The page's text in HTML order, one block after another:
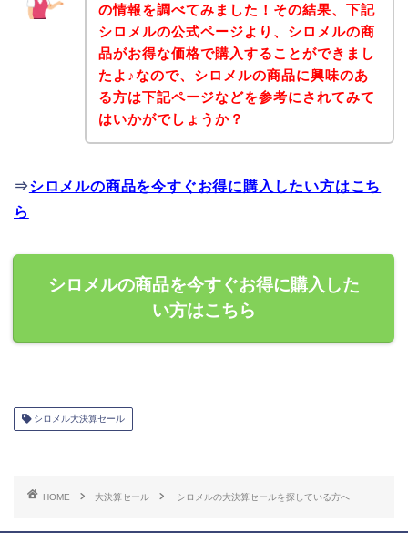
の情報を調べてみました！その結果、下記
シロメルの公式ページより、シロメルの商
品がお得な価格で購入することができまし
たよ♪なので、シロメルの商品に興味のあ
る方は下記ページなどを参考にされてみて
はいかがでしょうか？
⇒シロメルの商品を今すぐお得に購入したい方はこち
ら
シロメルの商品を今すぐお得に購入した
い方はこちら
シロメル大決算セール
HOME 大決算セール シロメルの大決算セールを探している方へ